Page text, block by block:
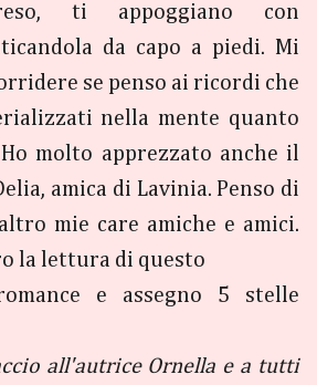
ti appoggiano con
da capo a piedi. Mi
se penso ai ricordi che
nella mente quanto
molto apprezzato anche il
amica di Lavinia. Penso di
mie care amiche e amici.
la lettura di questo
e assegno 5 stelle
all'autrice Ornella e a tutti